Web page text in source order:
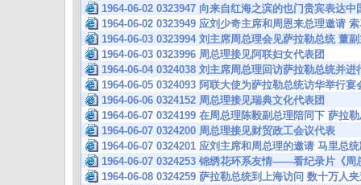
1964-06-02 0323947 向来自红海之滨的也门贵宾表达
1964-06-02 0323949 应刘少奇主席和周恩来总理邀请
1964-06-03 0323994 刘主席周总理会见萨拉勒总统 董
1964-06-03 0323996 周总理接见阿联妇女代表团
1964-06-04 0324038 刘主席周总理回访萨拉勒总统并
1964-06-05 0324093 阿联大使为萨拉勒总统访华举行
1964-06-06 0324152 周总理接见瑞典文化代表团
1964-06-07 0324199 在周总理陈毅副总理陪同下 萨拉
1964-06-07 0324200 周总理接见财贸政工会议代表
1964-06-07 0324201 应刘主席和周总理的邀请 马里总
1964-06-07 0324253 锦绣花环系友情——看纪录片《周
1964-06-08 0324259 萨拉勒总统到上海访问 数十万人